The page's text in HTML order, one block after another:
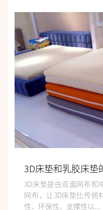
3D床垫和乳胶床垫
3D床垫是由双面网布和
网布，让3D床垫比传统
性、环保性、支撑性以...